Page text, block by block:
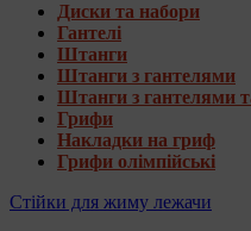
Диски та набори
Гантелі
Штанги
Штанги з гантелями
Штанги з гантелями
Грифи
Накладки на гриф
Грифи олімпійські
Стійки для жиму лежачи